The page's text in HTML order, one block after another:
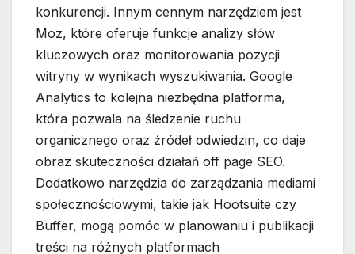
konkurencji. Innym cennym narzędziem jest
Moz, które oferuje funkcje analizy słów
kluczowych oraz monitorowania pozycji
witryny w wynikach wyszukiwania. Google
Analytics to kolejna niezbędna platforma,
która pozwala na śledzenie ruchu
organicznego oraz źródeł odwiedzin, co daje
obraz skuteczności działań off page SEO.
Dodatkowo narzędzia do zarządzania mediami
społecznościowymi, takie jak Hootsuite czy
Buffer, mogą pomóc w planowaniu i publikacji
treści na różnych platformach